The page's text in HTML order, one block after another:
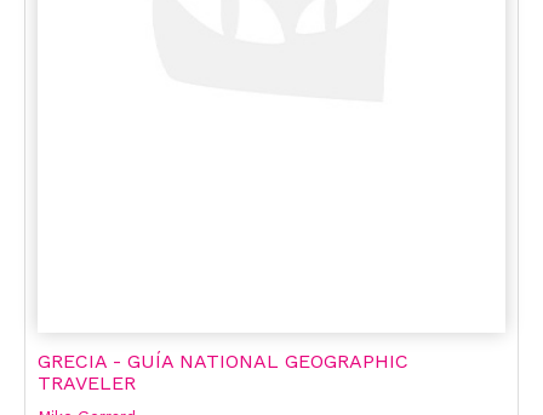
GRECIA - GUÍA NATIONAL GEOGRAPHIC
TRAVELER